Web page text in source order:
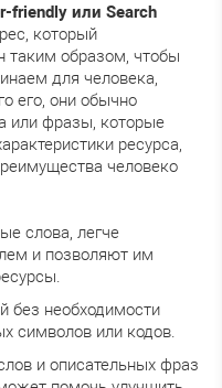
friendly или Search
который
таким образом, чтобы
для человека,
его, они обычно
или фразы, которые
ресурса,
человеко
слова, легче
и позволяют им
без необходимости
символов или кодов.
и описательных фраз